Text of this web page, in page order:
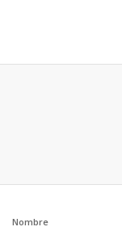
Nombre